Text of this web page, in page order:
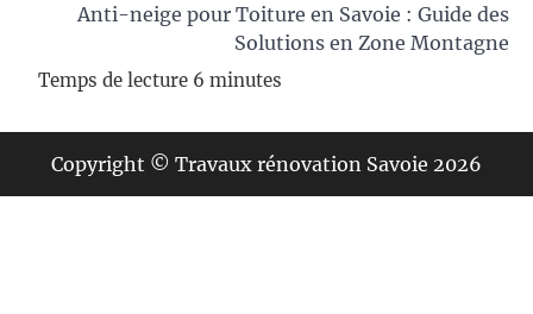
Anti-neige pour Toiture en Savoie : Guide des
Solutions en Zone Montagne
Copyright © Travaux rénovation Savoie 2026